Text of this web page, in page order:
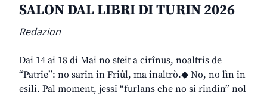
SALON DAL LIBRI DI TURIN 2026
Redazion
Dai 14 ai 18 di Mai no steit a cirînus, noaltris de
“Patrie”: no sarin in Friûl, ma inaltrò.◆ No, no lìn in
esili. Pal moment, jessi “furlans che no si rindin” nol